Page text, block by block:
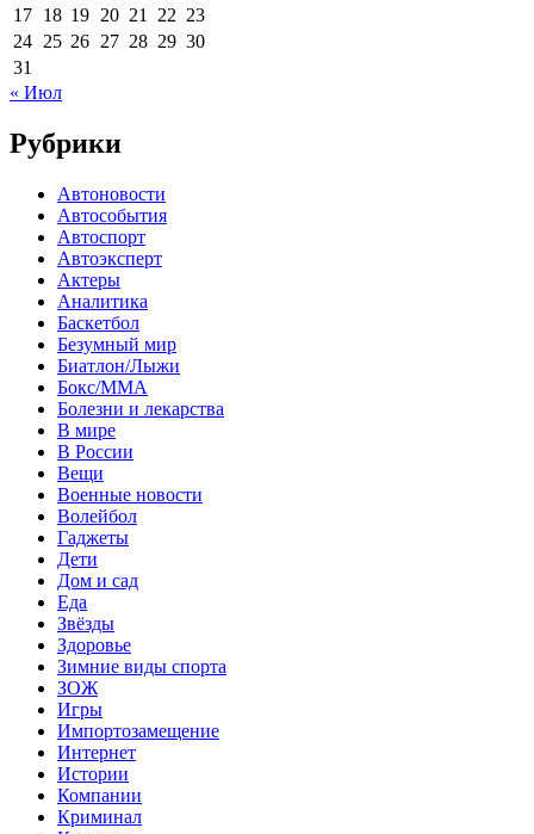
17 18 19 20 21 22 23
24 25 26 27 28 29 30
31
« Июл
Рубрики
Автоновости
Автособытия
Автоспорт
Автоэксперт
Актеры
Аналитика
Баскетбол
Безумный мир
Биатлон/Лыжи
Бокс/MMA
Болезни и лекарства
В мире
В России
Вещи
Военные новости
Волейбол
Гаджеты
Дети
Дом и сад
Еда
Звёзды
Здоровье
Зимние виды спорта
ЗОЖ
Игры
Импортозамещение
Интернет
Истории
Компании
Криминал